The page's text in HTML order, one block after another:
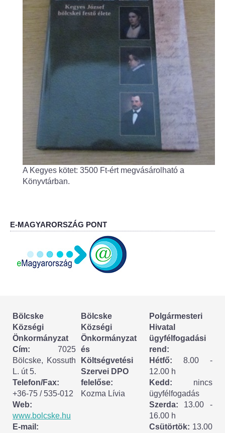
Védőnői szolgálat
Központi orvosi ügyelet
Alapszolgáltatási Központ
Kultúra
IKSZT - Integrált Közösségi és Szolgáltató Tér
Rendezvényház
Könyvtár
Rákóczi Mozi
HIRDETMÉNYEK
ESEMÉNYEK
VÁLASZTÁSI INFORMÁCIÓK
Választási szervek
Választási ügyintézés
2024. évi általános választások
Választópolgároknak
A Kegyes kötet: 3500 Ft-ért megvásárolható a
Könyvtárban.
E-MAGYARORSZÁG PONT
Bölcske
Községi
Önkormányzat
Cím: 7025
Bölcske, Kossuth
L. út 5.
Telefon/Fax:
+36-75 / 535-012
Web:
www.bolcske.hu
E-mail:
Bölcske
Községi
Önkormányzat
és
Költségvetési
Szervei DPO
felelőse:
Kozma Lívia
Polgármesteri
Hivatal
ügyfélfogadási
rend:
Hétfő: 8.00 -
12.00 h
Kedd: nincs
ügyfélfogadás
Szerda: 13.00 -
16.00 h
Csütörtök: 13.00